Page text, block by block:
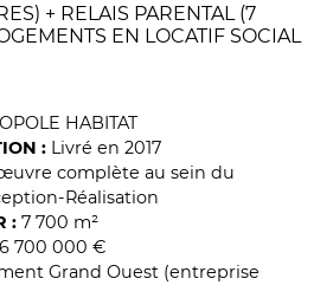
+ RELAIS PARENTAL (7
EN LOCATIF SOCIAL
HABITAT
: Livré en 2017
complète au sein du
Réalisation
: 7 700 m²
6 700 000 €
Grand Ouest (entreprise